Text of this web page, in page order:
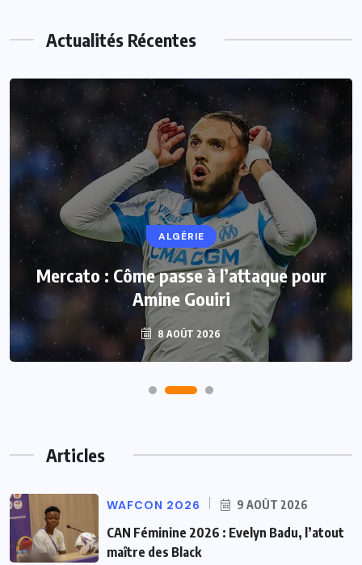
Actualités Récentes
ALGÉRIE
Mercato : Côme passe à l’attaque pour
Amine Gouiri
8 AOÛT 2026
Articles
WAFCON 2026 9 AOÛT 2026
CAN Féminine 2026 : Evelyn Badu, l’atout
maître des Black